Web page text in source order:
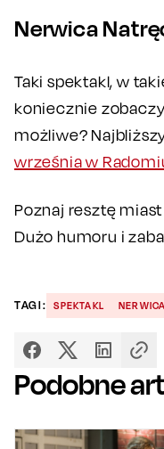
Nerwica
Taki spektakl, w
koniecznie
możliwe?
września w
Poznaj resztę miast
Dużo humoru i
TAGI: SPEKTAKL
Podobne